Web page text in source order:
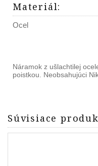
Materiál:
Ocel
Náramok z ušlachtilej
poistkou. Neobsahujúci
Súvisiace